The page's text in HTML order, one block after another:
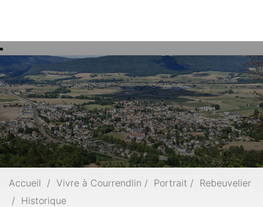
Mots
clés
Accueil Vivre à Courrendlin Portrait
Rebeuvelier
Historique